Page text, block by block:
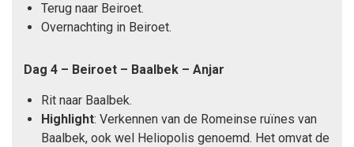
Terug naar Beiroet.
Overnachting in Beiroet.
Dag 4 – Beiroet – Baalbek – Anjar
Rit naar Baalbek.
Highlight: Verkennen van de Romeinse ruïnes van
Baalbek, ook wel Heliopolis genoemd. Het omvat de